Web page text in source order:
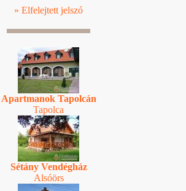
» Elfelejtett jelszó
Apartmanok Tapolcán
Tapolca
Sétány Vendégház
Alsóörs